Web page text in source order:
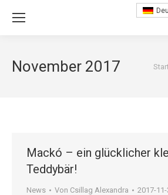
November 2017 Sie
Start
Mackó – ein glücklicher
Teddybär!
News Von Csillag Alexandra 2017-